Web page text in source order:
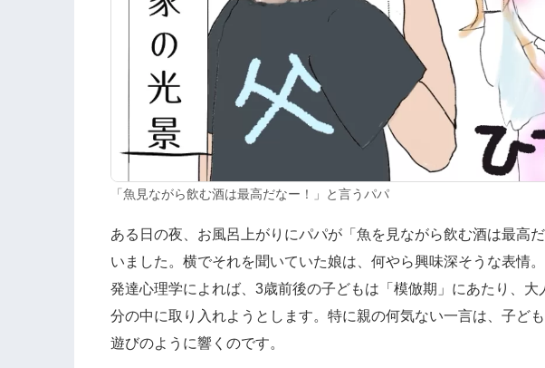
「魚見ながら飲む酒は最高だなー！」と言うパパ
ある日の夜、お風呂上がりにパパが「魚を見ながら飲む酒は最高
いました。横でそれを聞いていた娘は、何やら興味深そうな表情。
発達心理学によれば、3歳前後の子どもは「模倣期」にあたり、大
分の中に取り入れようとします。特に親の何気ない一言は、子ど
遊びのように響くのです。